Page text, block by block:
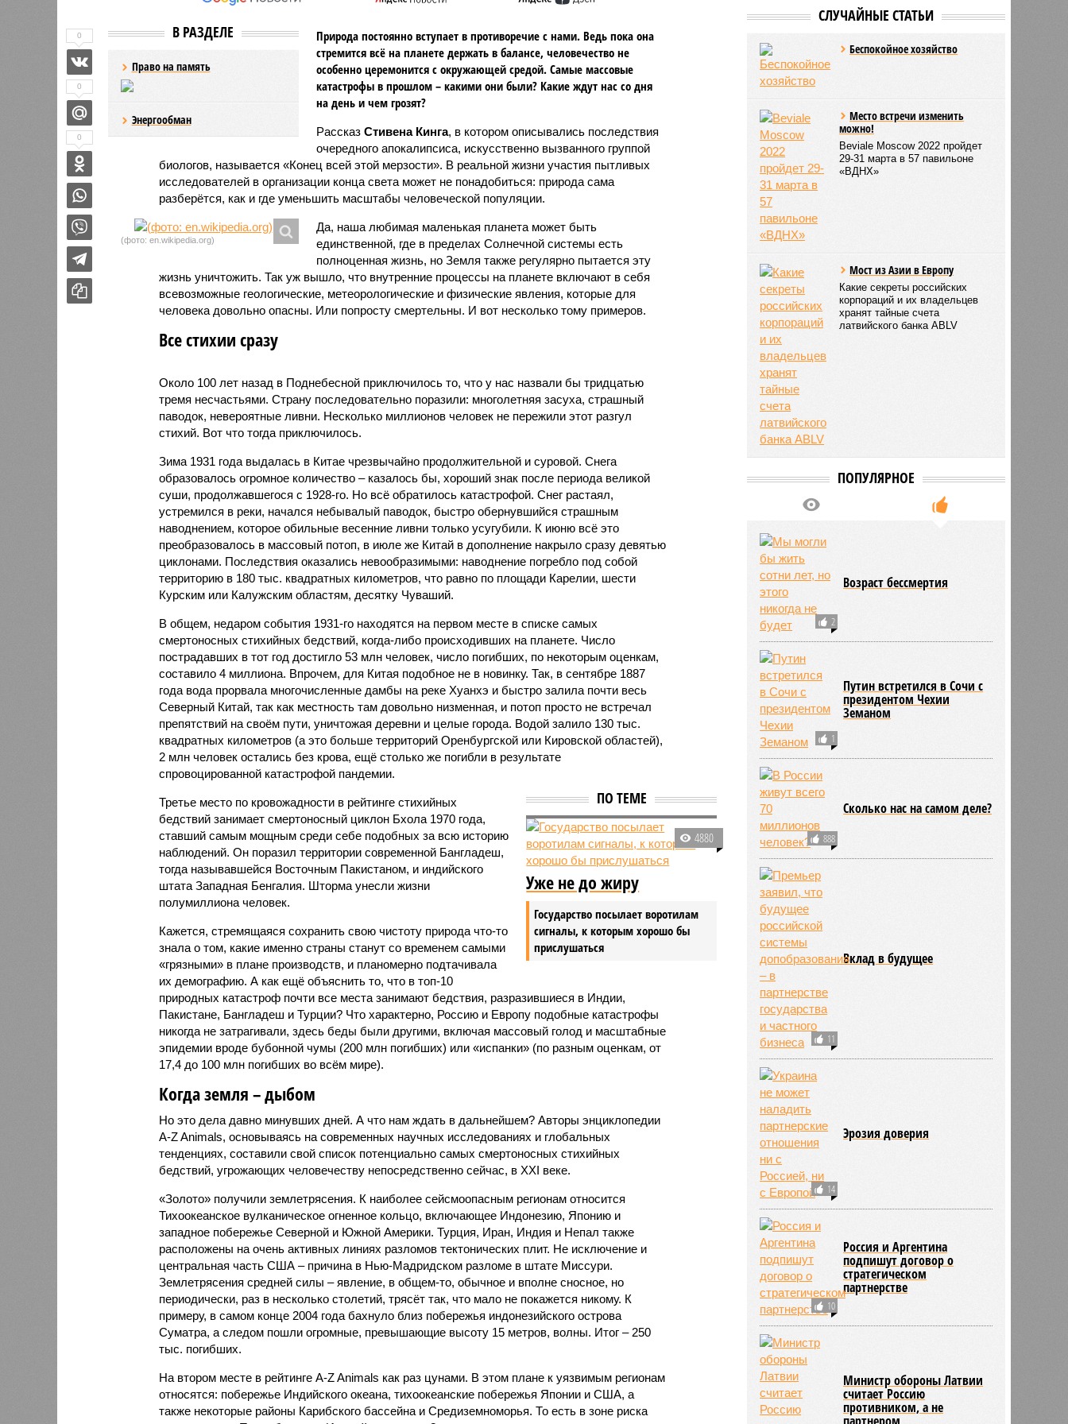
В РАЗДЕЛЕ
Право на память
Энергообман
Природа постоянно вступает в противоречие с нами. Ведь пока она
стремится всё на планете держать в балансе, человечество не
особенно церемонится с окружающей средой. Самые массовые
катастрофы в прошлом – какими они были? Какие ждут нас со дня
на день и чем грозят?
Рассказ Стивена Кинга, в котором описывались последствия
очередного апокалипсиса, искусственно вызванного группой
биологов, называется «Конец всей этой мерзости». В реальной жизни участия пытливых
исследователей в организации конца света может не понадобиться: природа сама
разберётся, как и где уменьшить масштабы человеческой популяции.
(фото: en.wikipedia.org)
Да, наша любимая маленькая планета может быть
единственной, где в пределах Солнечной системы есть
полноценная жизнь, но Земля также регулярно пытается эту
жизнь уничтожить. Так уж вышло, что внутренние процессы на планете включают в себя
всевозможные геологические, метеорологические и физические явления, которые для
человека довольно опасны. Или попросту смертельны. И вот несколько тому примеров.
Все стихии сразу
Около 100 лет назад в Поднебесной приключилось то, что у нас назвали бы тридцатью
тремя несчастьями. Страну последовательно поразили: многолетняя засуха, страшный
паводок, невероятные ливни. Несколько миллионов человек не пережили этот разгул
стихий. Вот что тогда приключилось.
Зима 1931 года выдалась в Китае чрезвычайно продолжительной и суровой. Снега
образовалось огромное количество – казалось бы, хороший знак после периода великой
суши, продолжавшегося с 1928-го. Но всё обратилось катастрофой. Снег растаял,
устремился в реки, начался небывалый паводок, быстро обернувшийся страшным
наводнением, которое обильные весенние ливни только усугубили. К июню всё это
преобразовалось в массовый потоп, в июле же Китай в дополнение накрыло сразу девятью
циклонами. Последствия оказались невообразимыми: наводнение погребло под собой
территорию в 180 тыс. квадратных километров, что равно по площади Карелии, шести
Курским или Калужским областям, десятку Чуваший.
В общем, недаром события 1931-го находятся на первом месте в списке самых
смертоносных стихийных бедствий, когда-либо происходивших на планете. Число
пострадавших в тот год достигло 53 млн человек, число погибших, по некоторым оценкам,
составило 4 миллиона. Впрочем, для Китая подобное не в новинку. Так, в сентябре 1887
года вода прорвала многочисленные дамбы на реке Хуанхэ и быстро залила почти весь
Северный Китай, так как местность там довольно низменная, и потоп просто не встречал
препятствий на своём пути, уничтожая деревни и целые города. Водой залило 130 тыс.
квадратных километров (а это больше территорий Оренбургской или Кировской областей),
2 млн человек остались без крова, ещё столько же погибли в результате
спровоцированной катастрофой пандемии.
ПО ТЕМЕ
4880
Уже не до жиру
Государство посылает воротилам
сигналы, к которым хорошо бы
прислушаться
Третье место по кровожадности в рейтинге стихийных
бедствий занимает смертоносный циклон Бхола 1970 года,
ставший самым мощным среди себе подобных за всю историю
наблюдений. Он поразил территории современной Бангладеш,
тогда называвшейся Восточным Пакистаном, и индийского
штата Западная Бенгалия. Шторма унесли жизни
полумиллиона человек.
Кажется, стремящаяся сохранить свою чистоту природа что-то
знала о том, какие именно страны станут со временем самыми
«грязными» в плане производств, и планомерно подтачивала
их демографию. А как ещё объяснить то, что в топ-10
природных катастроф почти все места занимают бедствия, разразившиеся в Индии,
Пакистане, Бангладеш и Турции? Что характерно, Россию и Европу подобные катастрофы
никогда не затрагивали, здесь беды были другими, включая массовый голод и масштабные
эпидемии вроде бубонной чумы (200 млн погибших) или «испанки» (по разным оценкам, от
17,4 до 100 млн погибших во всём мире).
Когда земля – дыбом
Но это дела давно минувших дней. А что нам ждать в дальнейшем? Авторы энциклопедии
A-Z Animals, основываясь на современных научных исследованиях и глобальных
тенденциях, составили свой список потенциально самых смертоносных стихийных
бедствий, угрожающих человечеству непосредственно сейчас, в XXI веке.
«Золото» получили землетрясения. К наиболее сейсмоопасным регионам относится
Тихоокеанское вулканическое огненное кольцо, включающее Индонезию, Японию и
западное побережье Северной и Южной Америки. Турция, Иран, Индия и Непал также
расположены на очень активных линиях разломов тектонических плит. Не исключение и
центральная часть США – причина в Нью-Мадридском разломе в штате Миссури.
Землетрясения средней силы – явление, в общем-то, обычное и вполне сносное, но
периодически, раз в несколько столетий, трясёт так, что мало не покажется никому. К
примеру, в самом конце 2004 года бахнуло близ побережья индонезийского острова
Суматра, а следом пошли огромные, превышающие высоту 15 метров, волны. Итог – 250
тыс. погибших.
На втором месте в рейтинге A-Z Animals как раз цунами. В этом плане к уязвимым регионам
относятся: побережье Индийского океана, тихо­океанские побережья Японии и США, а
также некоторые районы Карибского бассейна и Средиземноморья. То есть в зоне риска
0
0
0
СЛУЧАЙНЫЕ СТАТЬИ
Беспокойное хозяйство
Место встречи изменить
можно!
Beviale Moscow 2022 пройдет
29-31 марта в 57 павильоне
«ВДНХ»
Мост из Азии в Европу
Какие секреты российских
корпораций и их владельцев
хранят тайные счета
латвийского банка ABLV
ПОПУЛЯРНОЕ
2
Возраст бессмертия
1
Путин встретился в Сочи с
президентом Чехии
Земаном
888
Сколько нас на самом деле?
11
Вклад в будущее
14
Эрозия доверия
10
Россия и Аргентина
подпишут договор о
стратегическом
партнерстве
Министр обороны Латвии
считает Россию
противником, а не
партнером